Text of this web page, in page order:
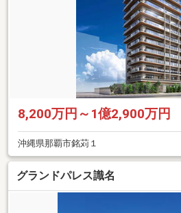
8,200万円～1億2,900万円
沖縄県那覇市銘苅１
グランドパレス識名